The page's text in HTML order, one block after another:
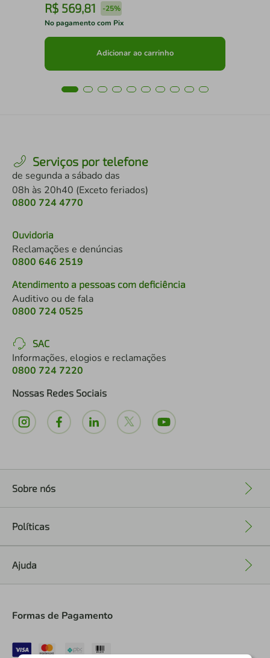
R$ 569,81 -25%
No pagamento com Pix
Adicionar ao carrinho
Serviços por telefone
de segunda a sábado das
08h às 20h40 (Exceto feriados)
0800 724 4770
Ouvidoria
Reclamações e denúncias
0800 646 2519
Atendimento a pessoas com deficiência
Auditivo ou de fala
0800 724 0525
SAC
Informações, elogios e reclamações
0800 724 7220
Nossas Redes Sociais
Sobre nós
Políticas
Ajuda
Formas de Pagamento